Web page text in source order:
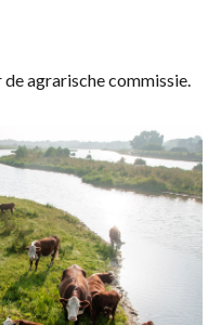
agrarische commissie.